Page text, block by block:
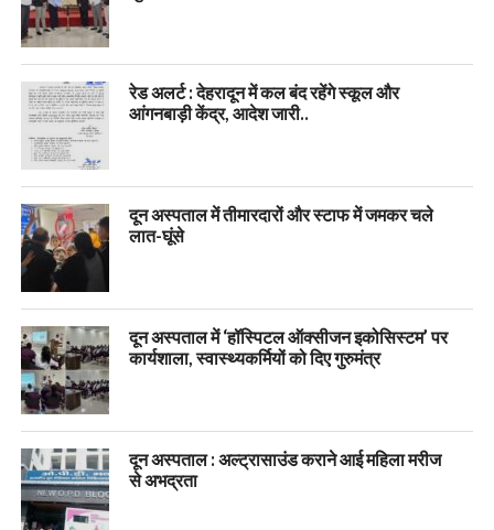
रेड अलर्ट : देहरादून में कल बंद रहेंगे स्कूल और
आंगनबाड़ी केंद्र, आदेश जारी..
दून अस्पताल में तीमारदारों और स्टाफ में जमकर चले
लात-घूंसे
दून अस्पताल में ‘हॉस्पिटल ऑक्सीजन इकोसिस्टम’ पर
कार्यशाला, स्वास्थ्यकर्मियों को दिए गुरुमंत्र
दून अस्पताल : अल्ट्रासाउंड कराने आई महिला मरीज
से अभद्रता